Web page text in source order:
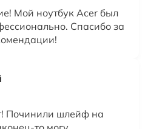
Мой ноутбук Acer был
Спасибо за
Починили шлейф на